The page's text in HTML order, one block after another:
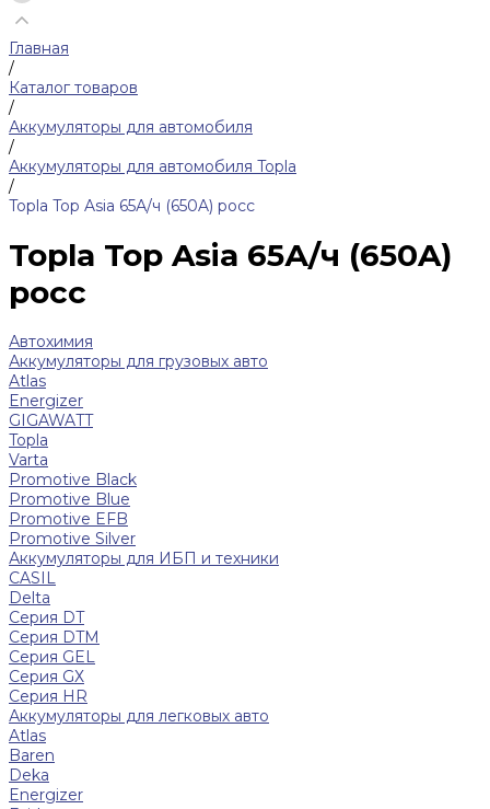
Главная
/
Каталог товаров
/
Аккумуляторы для автомобиля
/
Аккумуляторы для автомобиля Topla
/
Topla Top Asia 65А/ч (650A) росс
Topla Top Asia 65А/ч (650A)
росс
Автохимия
Аккумуляторы для грузовых авто
Atlas
Energizer
GIGAWATT
Topla
Varta
Promotive Black
Promotive Blue
Promotive EFB
Promotive Silver
Аккумуляторы для ИБП и техники
CASIL
Delta
Серия DT
Серия DTM
Серия GEL
Серия GХ
Серия HR
Аккумуляторы для легковых авто
Atlas
Baren
Deka
Energizer